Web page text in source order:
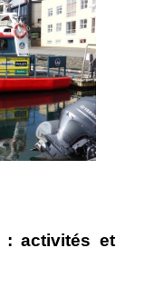
: activités et